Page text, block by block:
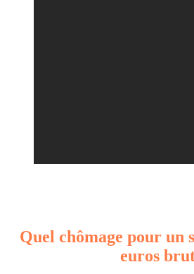
Quel chômage pour un
euros